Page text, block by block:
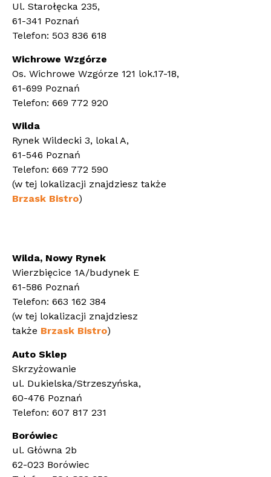
Ul. Starołęcka 235,
61-341 Poznań
Telefon: 503 836 618
Wichrowe Wzgórze
Os. Wichrowe Wzgórze 121 lok.17-18,
61-699 Poznań
Telefon: 669 772 920
Wilda
Rynek Wildecki 3, lokal A,
61-546 Poznań
Telefon: 669 772 590
(w tej lokalizacji znajdziesz także
Brzask Bistro)
Wilda, Nowy Rynek
Wierzbięcice 1A/budynek E
61-586 Poznań
Telefon: 663 162 384
(w tej lokalizacji znajdziesz
także Brzask Bistro)
Auto Sklep
Skrzyżowanie
ul. Dukielska/Strzeszyńska,
60-476 Poznań
Telefon: 607 817 231
Borówiec
ul. Główna 2b
62-023 Borówiec